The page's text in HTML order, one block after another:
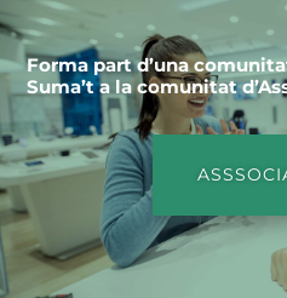
Forma part d’una
Suma’t a la comunitat